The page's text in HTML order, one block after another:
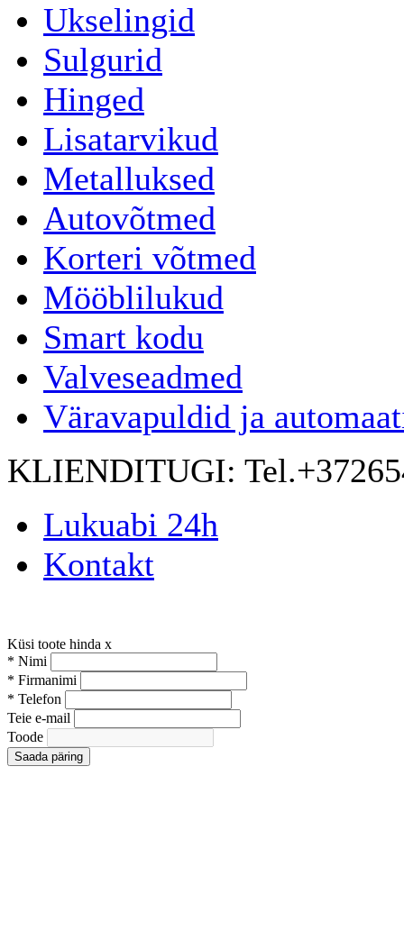
Ukselingid
Sulgurid
Hinged
Lisatarvikud
Metalluksed
Autovõtmed
Korteri võtmed
Mööblilukud
Smart kodu
Valveseadmed
Väravapuldid ja
KLIENDITUGI:
Lukuabi 24h
Kontakt
Küsi toote hinda x
* Nimi
* Firmanimi
* Telefon
Teie e-mail
Toode